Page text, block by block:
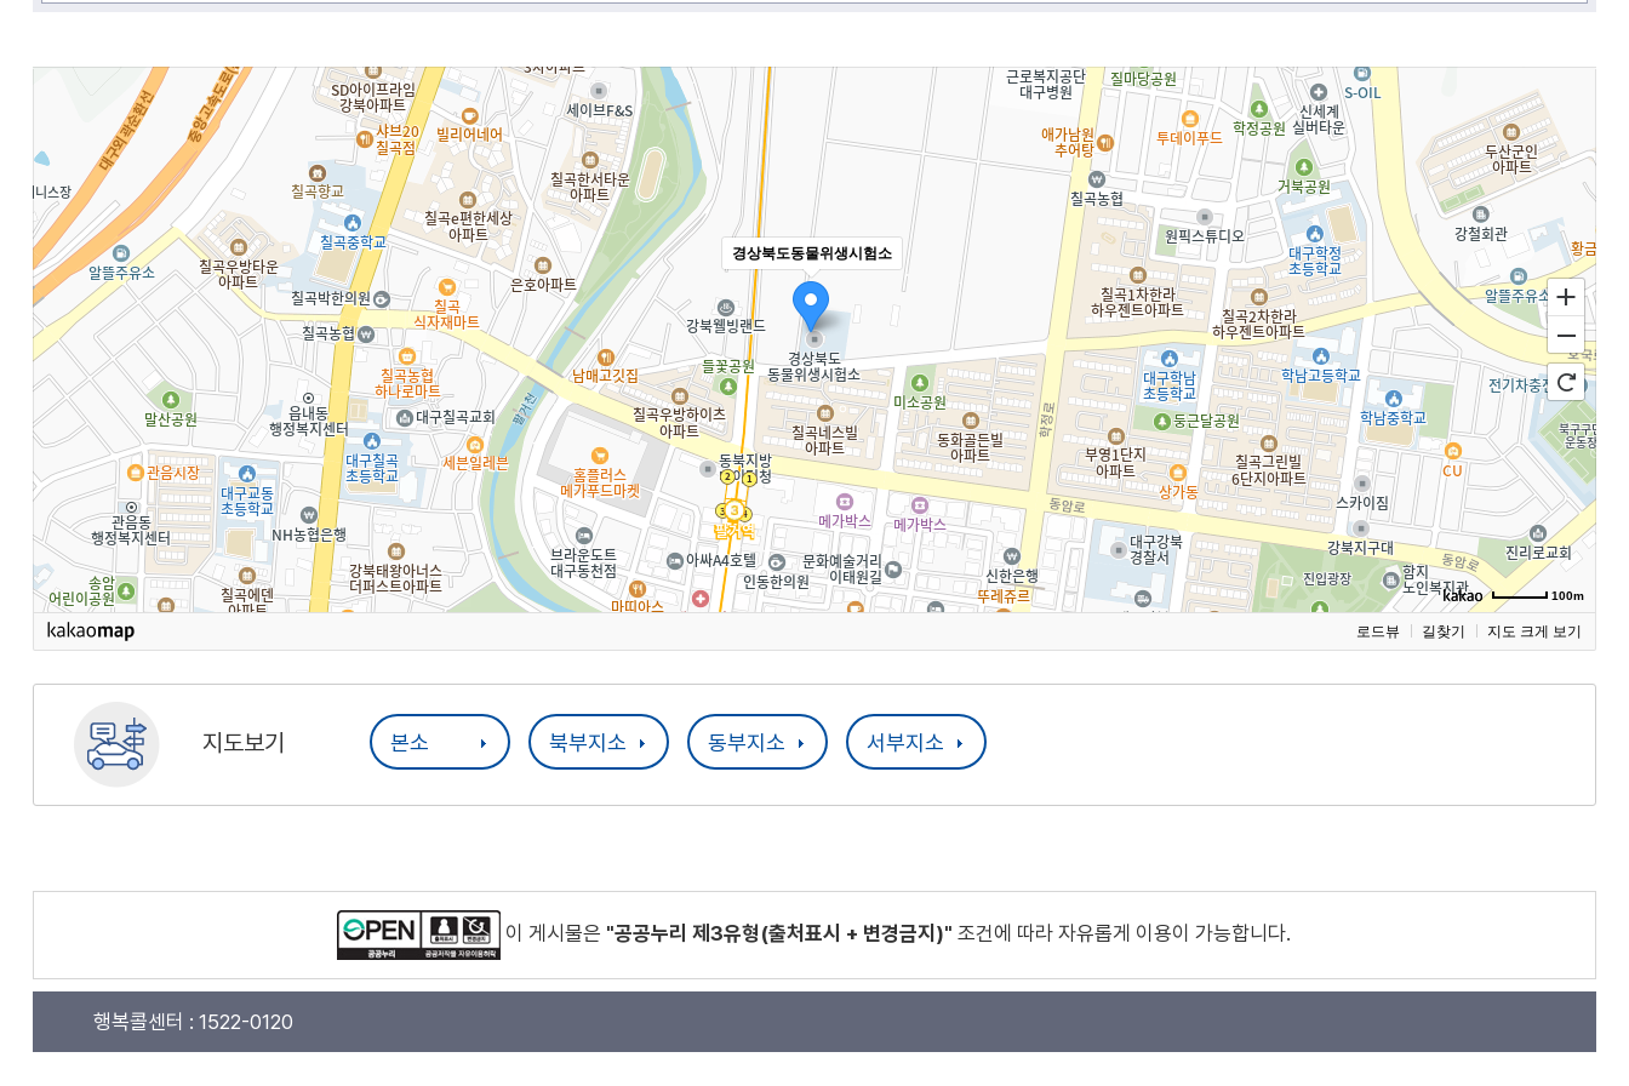
경상북도동물위생시험소
100m
로드뷰 길찾기 지도 크게 보기
지도보기 본소 북부지소 동부지소 서부지소
이 게시물은 "공공누리 제3유형(출처표시 + 변경금지)" 조건에 따라 자유롭게 이용이 가능합니다.
행복콜센터 : 1522-0120